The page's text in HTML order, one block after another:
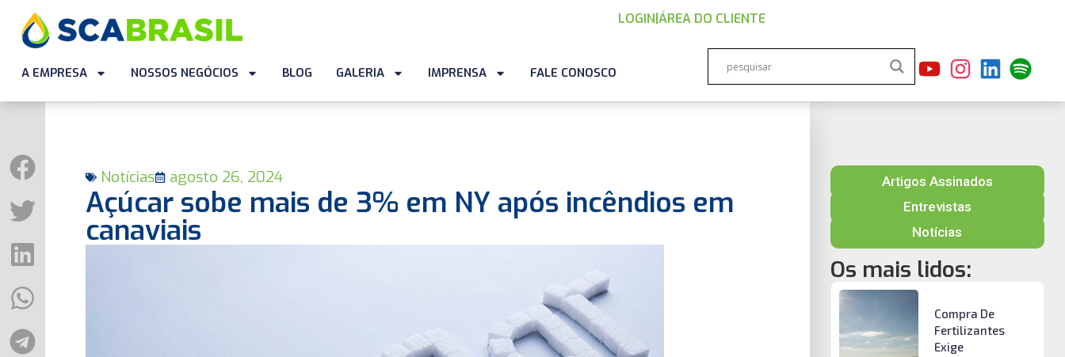
LOGIN |ÁREA DO CLIENTE
A EMPRESA NOSSOS NEGÓCIOS BLOG GALERIA IMPRENSA FALE CONOSCO
Notícias agosto 26, 2024
Açúcar sobe mais de 3% em NY após incêndios em
canaviais
Artigos Assinados
Entrevistas
Notícias
Os mais lidos:
Compra De
Fertilizantes
Exige